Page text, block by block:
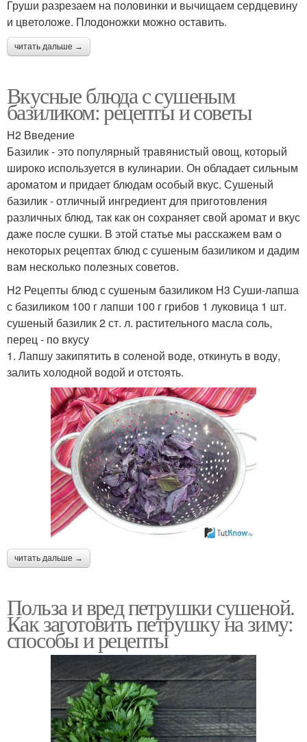
Груши разрезаем на половинки и вычищаем сердцевину
и цветоложе. Плодоножки можно оставить.
читать дальше →
Вкусные блюда с сушеным
базиликом: рецепты и советы
H2 Введение
Базилик - это популярный травянистый овощ, который
широко используется в кулинарии. Он обладает сильным
ароматом и придает блюдам особый вкус. Сушеный
базилик - отличный ингредиент для приготовления
различных блюд, так как он сохраняет свой аромат и вкус
даже после сушки. В этой статье мы расскажем вам о
некоторых рецептах блюд с сушеным базиликом и дадим
вам несколько полезных советов.
H2 Рецепты блюд с сушеным базиликом H3 Суши-лапша
с базиликом 100 г лапши 100 г грибов 1 луковица 1 шт.
сушеный базилик 2 ст. л. растительного масла соль,
перец - по вкусу
1. Лапшу закипятить в соленой воде, откинуть в воду,
залить холодной водой и отстоять.
читать дальше →
Польза и вред петрушки сушеной.
Как заготовить петрушку на зиму:
способы и рецепты